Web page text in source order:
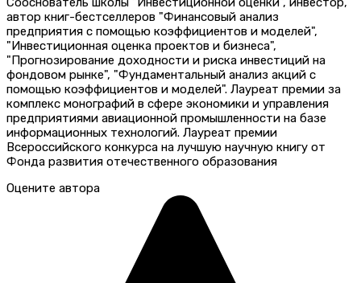
автор книг-бестселлеров "Финансовый анализ
предприятия с помощью коэффициентов и моделей",
"Инвестиционная оценка проектов и бизнеса",
"Прогнозирование доходности и риска инвестиций на
фондовом рынке", "Фундаментальный анализ акций с
помощью коэффициентов и моделей". Лауреат премии за
комплекс монографий в сфере экономики и управления
предприятиями авиационной промышленности на базе
информационных технологий. Лауреат премии
Всероссийского конкурса на лучшую научную книгу от
Фонда развития отечественного образования
Оцените автора